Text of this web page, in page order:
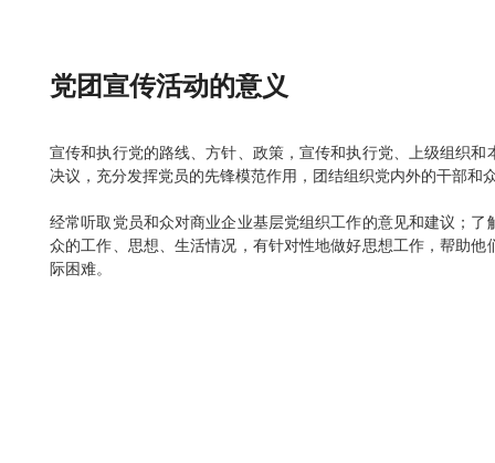
党团宣传活动的意义
宣传和执行党的路线、方针、政策，宣传和执行党、上级组织和
决议，充分发挥党员的先锋模范作用，团结组织党内外的干部和
经常听取党员和众对商业企业基层党组织工作的意见和建议；了
众的工作、思想、生活情况，有针对性地做好思想工作，帮助他
际困难。